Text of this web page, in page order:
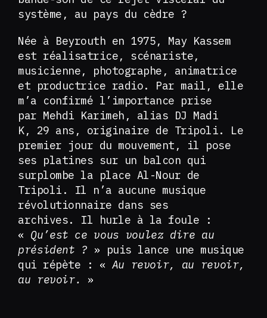
système, au pays du cèdre ?
Née à Beyrouth en 1975, May Kassem
est réalisatrice, scénariste,
musicienne, photographe, animatrice
et productrice radio. Par mail, elle
m’a confirmé l’importance prise
par Mehdi Karimeh, alias DJ Madi
K, 29 ans, originaire de Tripoli. Le
premier jour du mouvement, il pose
ses platines sur un balcon qui
surplombe la place Al-Nour de
Tripoli. Il n’a aucune musique
révolutionnaire dans ses
archives. Il hurle à la foule :
« Qu’est ce vous voulez dire au
président ? » puis lance une musique
qui répète : « Au revoir, au revoir,
au revoir. »